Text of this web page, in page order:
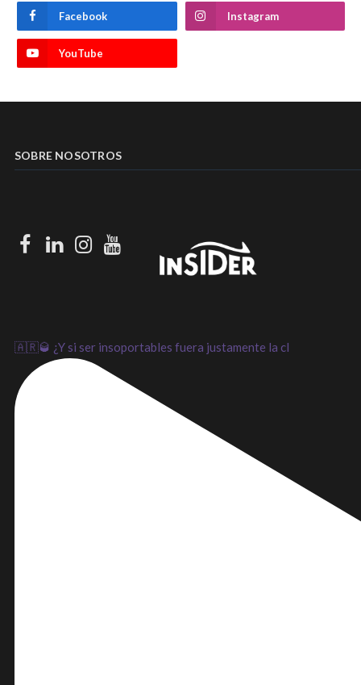
Facebook Instagram
YouTube
SOBRE NOSOTROS
Facebook
LinkedIn
Instagram
Youtube
🇦🇷🥃 ¿Y si ser insoportables fuera justamente la cl